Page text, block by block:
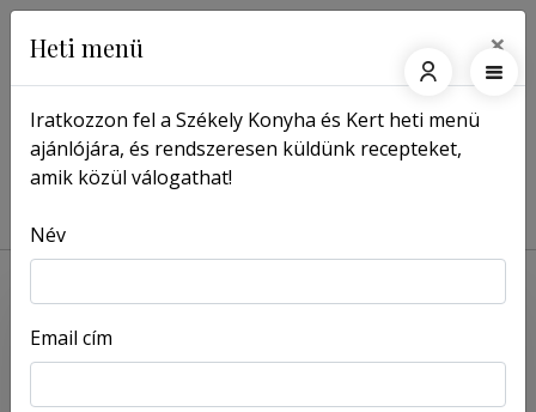
Főoldal Receptek
Receptek / Levesek
Heti menü ×
Iratkozzon fel a Székely Konyha és Kert heti menü
ajánlójára, és rendszeresen küldünk recepteket,
amik közül válogathat!
Név
Email cím